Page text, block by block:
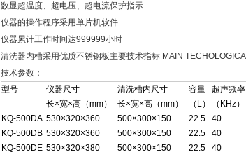
数显超温度、超电压、超电流保护指示
仪器的操作程序采用单片机软件
仪器累计工作时间达999999小时
清洗器内槽采用优质不锈钢板主要技术指标 MAIN
技术参数：
型号
仪器尺寸 清洗槽内尺寸 容量 超声频率
长×宽×高（mm）
长×宽×高（mm） （L） （KHz）
KQ-500DA 530×320×360 500×300×150 22.5 40
KQ-500DB 530×320×360 500×300×150 22.5 40
KQ-500DE 530×320×380 500×300×150 22.5 40